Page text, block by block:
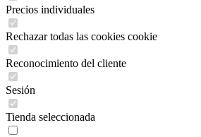
Precios individuales
Rechazar todas las cookies cookie
Reconocimiento del cliente
Sesión
Tienda seleccionada